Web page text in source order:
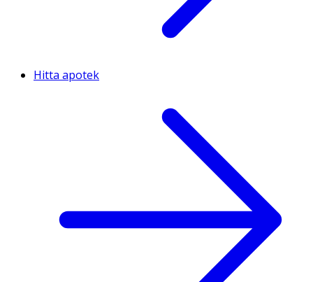
Hitta apotek